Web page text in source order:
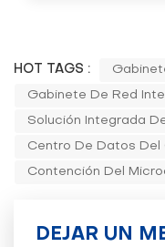
HOT TAGS :
Gabinete De Red
Solución Integrada
Centro De Datos Del
Contención Del
DEJAR UN